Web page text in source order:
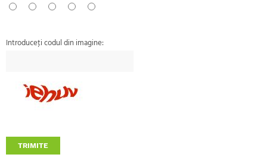
Introduceţi codul din imagine:
TRIMITE